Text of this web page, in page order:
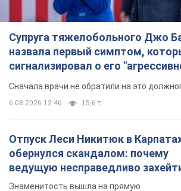
Супруга тяжелобольного Джо
назвала первый симптом,
сигнализировал о его
Сначала врачи не обратили на это
6.08.2026 12:46 15,6 т.
Отпуск Леси Никитюк в
обернулся скандалом: почему
ведущую несправедливо
Знаменитость вышла на прямую